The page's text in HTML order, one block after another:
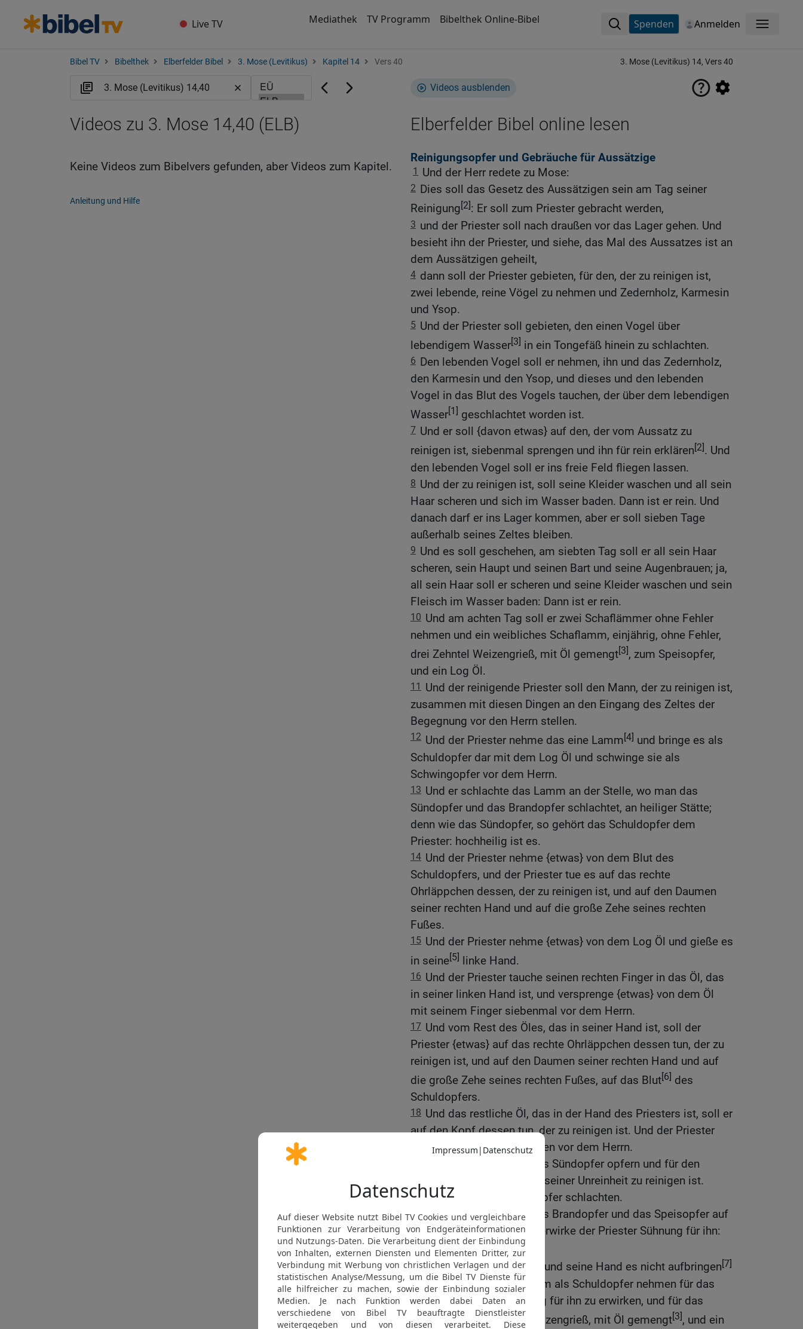
Live TV Mediathek TV Programm Bibelthek Online-Bibel Spenden Anmelden Menü
Bibel TV Bibelthek Elberfelder Bibel 3. Mose (Levitikus) Kapitel 14 Vers 40 3. Mose (Levitikus) 14, Vers 40
Videos ausblenden
Elberfelder Bibel online lesen
Reinigungsopfer und Gebräuche für Aussätzige
1 Und der Herr redete zu Mose:
2 Dies soll das Gesetz des Aussätzigen sein am Tag seiner
Reinigung[2]: Er soll zum Priester gebracht werden,
3 und der Priester soll nach draußen vor das Lager gehen. Und
besieht ihn der Priester, und siehe, das Mal des Aussatzes ist an
dem Aussätzigen geheilt,
4 dann soll der Priester gebieten, für den, der zu reinigen ist,
zwei lebende, reine Vögel zu nehmen und Zedernholz, Karmesin
und Ysop.
5 Und der Priester soll gebieten, den einen Vogel über
lebendigem Wasser[3] in ein Tongefäß hinein zu schlachten.
6 Den lebenden Vogel soll er nehmen, ihn und das Zedernholz,
den Karmesin und den Ysop, und dieses und den lebenden
Vogel in das Blut des Vogels tauchen, der über dem lebendigen
Wasser[1] geschlachtet worden ist.
7 Und er soll {davon etwas} auf den, der vom Aussatz zu
reinigen ist, siebenmal sprengen und ihn für rein erklären[2]. Und
den lebenden Vogel soll er ins freie Feld fliegen lassen.
8 Und der zu reinigen ist, soll seine Kleider waschen und all sein
Haar scheren und sich im Wasser baden. Dann ist er rein. Und
danach darf er ins Lager kommen, aber er soll sieben Tage
außerhalb seines Zeltes bleiben.
9 Und es soll geschehen, am siebten Tag soll er all sein Haar
scheren, sein Haupt und seinen Bart und seine Augenbrauen; ja,
all sein Haar soll er scheren und seine Kleider waschen und sein
Fleisch im Wasser baden: Dann ist er rein.
10 Und am achten Tag soll er zwei Schaflämmer ohne Fehler
nehmen und ein weibliches Schaflamm, einjährig, ohne Fehler,
drei Zehntel Weizengrieß, mit Öl gemengt[3], zum Speisopfer,
und ein Log Öl.
11 Und der reinigende Priester soll den Mann, der zu reinigen ist,
zusammen mit diesen Dingen an den Eingang des Zeltes der
Begegnung vor den Herrn stellen.
12 Und der Priester nehme das eine Lamm[4] und bringe es als
Schuldopfer dar mit dem Log Öl und schwinge sie als
Schwingopfer vor dem Herrn.
13 Und er schlachte das Lamm an der Stelle, wo man das
Sündopfer und das Brandopfer schlachtet, an heiliger Stätte;
denn wie das Sündopfer, so gehört das Schuldopfer dem
Priester: hochheilig ist es.
14 Und der Priester nehme {etwas} von dem Blut des
Schuldopfers, und der Priester tue es auf das rechte
Ohrläppchen dessen, der zu reinigen ist, und auf den Daumen
seiner rechten Hand und auf die große Zehe seines rechten
Fußes.
15 Und der Priester nehme {etwas} von dem Log Öl und gieße es
in seine[5] linke Hand.
16 Und der Priester tauche seinen rechten Finger in das Öl, das
in seiner linken Hand ist, und versprenge {etwas} von dem Öl
mit seinem Finger siebenmal vor dem Herrn.
17 Und vom Rest des Öles, das in seiner Hand ist, soll der
Priester {etwas} auf das rechte Ohrläppchen dessen tun, der zu
reinigen ist, und auf den Daumen seiner rechten Hand und auf
die große Zehe seines rechten Fußes, auf das Blut[6] des
Schuldopfers.
18 Und das restliche Öl, das in der Hand des Priesters ist, soll er
auf den Kopf dessen tun, der zu reinigen ist. Und der Priester
soll Sühnung für ihn erwirken vor dem Herrn.
Und der Priester soll das Sündopfer opfern und für den
Sühnung erwirken, der von seiner Unreinheit zu reinigen ist.
Danach soll er das Brandopfer schlachten.
20 Und der Priester soll das Brandopfer und das Speisopfer auf
dem Altar opfern. Und so erwirke der Priester Sühnung für ihn:
dann ist er rein.
21 Wenn er aber gering ist und seine Hand es nicht aufbringen[7]
kann, dann soll er ein Lamm als Schuldopfer nehmen für das
Schwingopfer, um Sühnung für ihn zu erwirken, und für das
Speisopfer ein Zehntel Weizengrieß, mit Öl gemengt[3], und ein
Videos zu 3. Mose 14,40 (ELB)
Keine Videos zum Bibelvers gefunden, aber Videos zum Kapitel.
Anleitung und Hilfe